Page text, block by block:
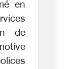
en
de